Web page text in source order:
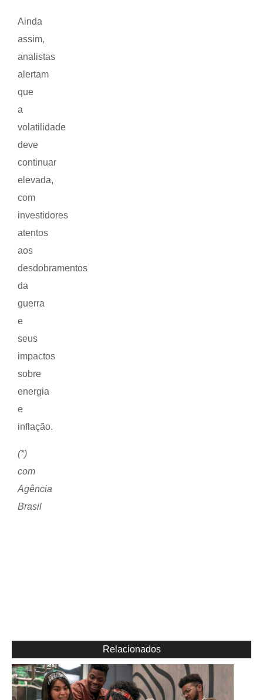
Ainda
assim,
analistas
alertam
que
a
volatilidade
deve
continuar
elevada,
com
investidores
atentos
aos
desdobramentos
da
guerra
e
seus
impactos
sobre
energia
e
inflação.
(*)
com
Agência
Brasil
Relacionados